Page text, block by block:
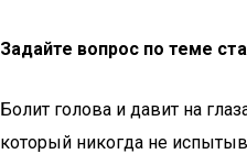
Задайте вопрос по теме
Болит голова и давит на
который никогда не